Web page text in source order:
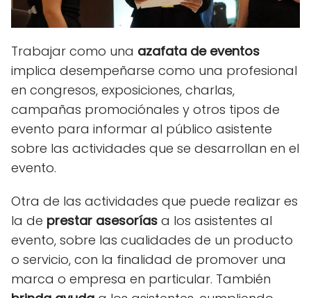
Trabajar como una azafata de eventos
implica desempeñarse como una profesional
en congresos, exposiciones, charlas,
campañas promociónales y otros tipos de
evento para informar al público asistente
sobre las actividades que se desarrollan en el
evento.
Otra de las actividades que puede realizar es
la de prestar asesorías a los asistentes al
evento, sobre las cualidades de un producto
o servicio, con la finalidad de promover una
marca o empresa en particular. También